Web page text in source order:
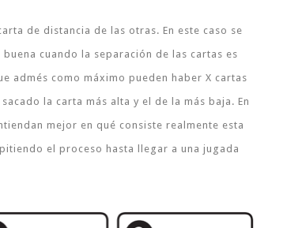
de distancia de las otras. En este caso se
cuando la separación de las cartas es
admés como máximo pueden haber X cartas
la carta más alta y el de la más baja. En
mejor en qué consiste realmente esta
el proceso hasta llegar a una jugada